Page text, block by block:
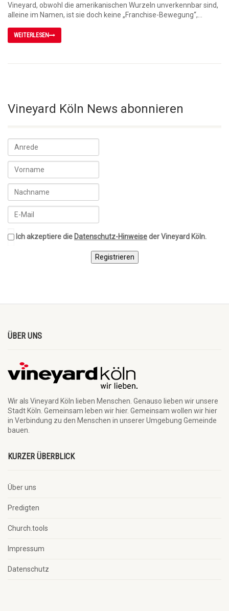
Vineyard, obwohl die amerikanischen Wurzeln unverkennbar sind,
alleine im Namen, ist sie doch keine „Franchise-Bewegung“,...
WEITERLESEN
Vineyard Köln News abonnieren
Ich akzeptiere die Datenschutz-Hinweiseder Vineyard Köln.
Registrieren
ÜBER UNS
Wir als Vineyard Köln lieben Menschen. Genauso lieben wir unsere
Stadt Köln. Gemeinsam leben wir hier. Gemeinsam wollen wir hier
in Verbindung zu den Menschen in unserer Umgebung Gemeinde
bauen.
KURZER ÜBERBLICK
Über uns
Predigten
Church.tools
Impressum
Datenschutz